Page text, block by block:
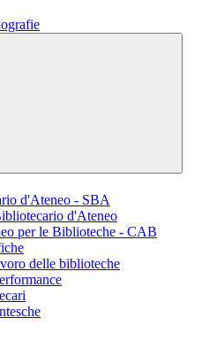
d'Ateneo - SBA
d'Ateneo
per le Biblioteche - CAB
delle biblioteche